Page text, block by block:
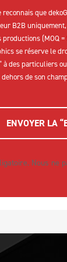
reconnais que
B2B
productions (MOQ
se réserve le
à des particuliers
dehors de son
ENVOYER LA
Nous ne